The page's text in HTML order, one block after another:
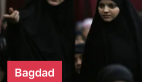
Bagdad